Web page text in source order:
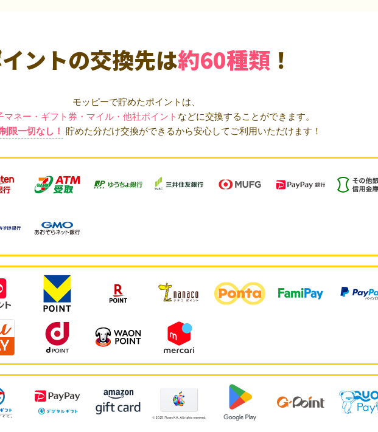
ントの交換先は約60種類 ！
モッピーで貯めたポイントは、
マネー・ギフト券・マイル・他社ポイント などに交換することができます。
限一切なし！
貯めた分だけ交換ができるから安心してご利用いただけます！